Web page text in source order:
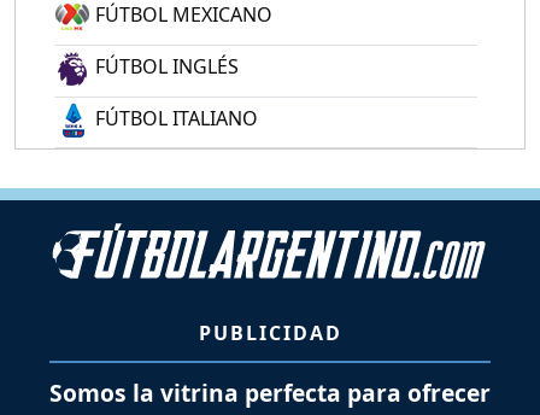
FÚTBOL MEXICANO
FÚTBOL INGLÉS
FÚTBOL ITALIANO
PUBLICIDAD
Somos la vitrina perfecta para ofrecer